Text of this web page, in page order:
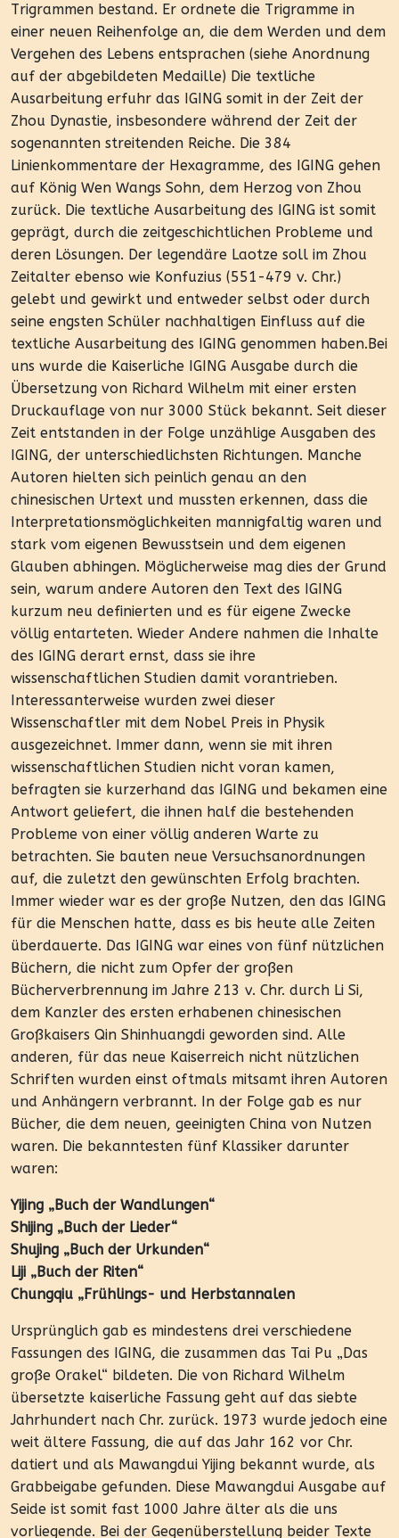
Trigrammen bestand. Er ordnete die Trigramme in
einer neuen Reihenfolge an, die dem Werden und dem
Vergehen des Lebens entsprachen (siehe Anordnung
auf der abgebildeten Medaille) Die textliche
Ausarbeitung erfuhr das IGING somit in der Zeit der
Zhou Dynastie, insbesondere während der Zeit der
sogenannten streitenden Reiche. Die 384
Linienkommentare der Hexagramme, des IGING gehen
auf König Wen Wangs Sohn, dem Herzog von Zhou
zurück. Die textliche Ausarbeitung des IGING ist somit
geprägt, durch die zeitgeschichtlichen Probleme und
deren Lösungen. Der legendäre Laotze soll im Zhou
Zeitalter ebenso wie Konfuzius (551-479 v. Chr.)
gelebt und gewirkt und entweder selbst oder durch
seine engsten Schüler nachhaltigen Einfluss auf die
textliche Ausarbeitung des IGING genommen haben.Bei
uns wurde die Kaiserliche IGING Ausgabe durch die
Übersetzung von Richard Wilhelm mit einer ersten
Druckauflage von nur 3000 Stück bekannt. Seit dieser
Zeit entstanden in der Folge unzählige Ausgaben des
IGING, der unterschiedlichsten Richtungen. Manche
Autoren hielten sich peinlich genau an den
chinesischen Urtext und mussten erkennen, dass die
Interpretationsmöglichkeiten mannigfaltig waren und
stark vom eigenen Bewusstsein und dem eigenen
Glauben abhingen. Möglicherweise mag dies der Grund
sein, warum andere Autoren den Text des IGING
kurzum neu definierten und es für eigene Zwecke
völlig entarteten. Wieder Andere nahmen die Inhalte
des IGING derart ernst, dass sie ihre
wissenschaftlichen Studien damit vorantrieben.
Interessanterweise wurden zwei dieser
Wissenschaftler mit dem Nobel Preis in Physik
ausgezeichnet. Immer dann, wenn sie mit ihren
wissenschaftlichen Studien nicht voran kamen,
befragten sie kurzerhand das IGING und bekamen eine
Antwort geliefert, die ihnen half die bestehenden
Probleme von einer völlig anderen Warte zu
betrachten. Sie bauten neue Versuchsanordnungen
auf, die zuletzt den gewünschten Erfolg brachten.
Immer wieder war es der große Nutzen, den das IGING
für die Menschen hatte, dass es bis heute alle Zeiten
überdauerte. Das IGING war eines von fünf nützlichen
Büchern, die nicht zum Opfer der großen
Bücherverbrennung im Jahre 213 v. Chr. durch Li Si,
dem Kanzler des ersten erhabenen chinesischen
Großkaisers Qin Shinhuangdi geworden sind. Alle
anderen, für das neue Kaiserreich nicht nützlichen
Schriften wurden einst oftmals mitsamt ihren Autoren
und Anhängern verbrannt. In der Folge gab es nur
Bücher, die dem neuen, geeinigten China von Nutzen
waren. Die bekanntesten fünf Klassiker darunter
waren:
Yijing „Buch der Wandlungen“
Shijing „Buch der Lieder“
Shujing „Buch der Urkunden“
Liji „Buch der Riten“
Chungqiu „Frühlings- und Herbstannalen
Ursprünglich gab es mindestens drei verschiedene
Fassungen des IGING, die zusammen das Tai Pu „Das
große Orakel“ bildeten. Die von Richard Wilhelm
übersetzte kaiserliche Fassung geht auf das siebte
Jahrhundert nach Chr. zurück. 1973 wurde jedoch eine
weit ältere Fassung, die auf das Jahr 162 vor Chr.
datiert und als Mawangdui Yijing bekannt wurde, als
Grabbeigabe gefunden. Diese Mawangdui Ausgabe auf
Seide ist somit fast 1000 Jahre älter als die uns
vorliegende. Bei der Gegenüberstellung beider Texte